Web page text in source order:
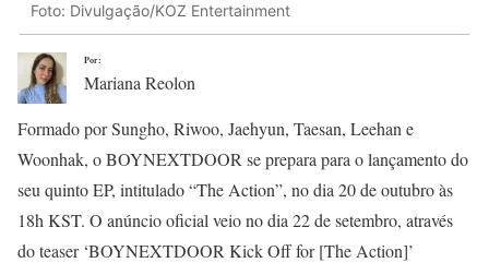
Foto: Divulgação/KOZ Entertainment
Por:
Mariana Reolon
Formado por Sungho, Riwoo, Jaehyun, Taesan, Leehan e
Woonhak, o BOYNEXTDOOR se prepara para o lançamento do
seu quinto EP, intitulado “The Action”, no dia 20 de outubro às
18h KST. O anúncio oficial veio no dia 22 de setembro, através
do teaser ‘BOYNEXTDOOR Kick Off for [The Action]’